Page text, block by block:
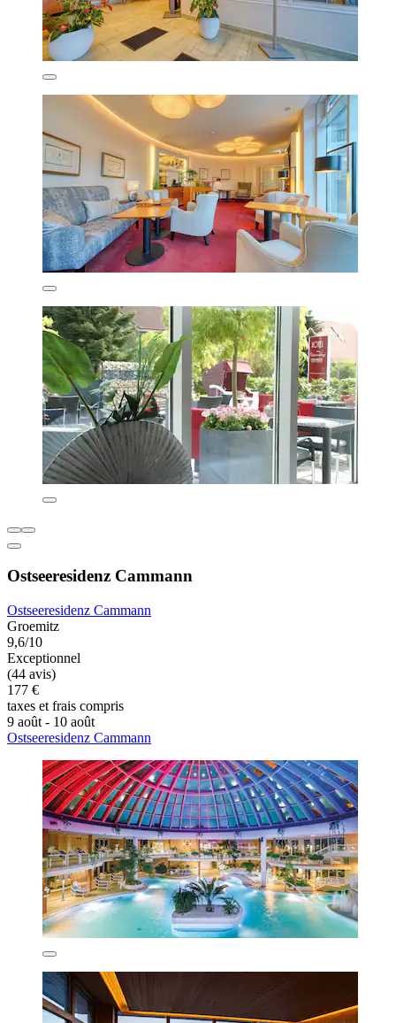
Ostseeresidenz Cammann
Ostseeresidenz Cammann
Groemitz
9,6/10
Exceptionnel
(44 avis)
177 €
taxes et frais compris
9 août - 10 août
Ostseeresidenz Cammann